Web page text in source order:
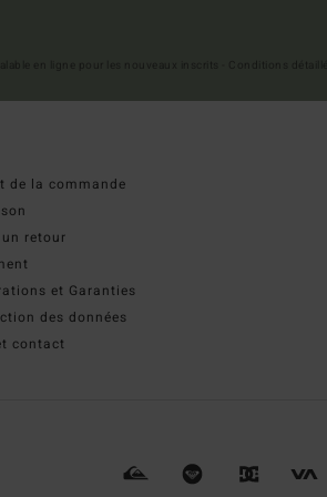
de la commande
retour
et Garanties
des données
contact